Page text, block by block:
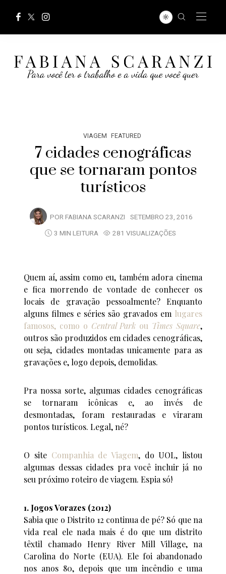
VIAGEM FEATURED
7 cidades cenográficas
que se tornaram pontos
turísticos
POR FABIANA SCARANZI SETEMBRO 23, 2016
3 MIN LEITURA
281 VISUALIZAÇÕES
Quem aí, assim como eu, também adora cinema
e fica morrendo de vontade de conhecer os
locais de gravação pessoalmente? Enquanto
alguns filmes e séries são gravados em lugares
famosos, como o Central Park ou Times Square,
outros são produzidos em cidades cenográficas,
ou seja, cidades montadas unicamente para as
gravações e, logo depois, demolidas.
Pra nossa sorte, algumas cidades cenográficas
se tornaram icônicas e, ao invés de
desmontadas, foram restauradas e viraram
pontos turísticos. Legal, né?
O site Companhia de Viagem, do UOL, listou
algumas dessas cidades pra você incluir já no
seu próximo roteiro de viagem. Espia só!
1. Jogos Vorazes (2012)
Sabia que o Distrito 12 continua de pé? Só que na
vida real ele nada mais é do que um distrito
têxtil chamado Henry River Mill Village, na
Carolina do Norte (EUA). Ele foi abandonado
nos anos 80, depois que um incêndio e uma